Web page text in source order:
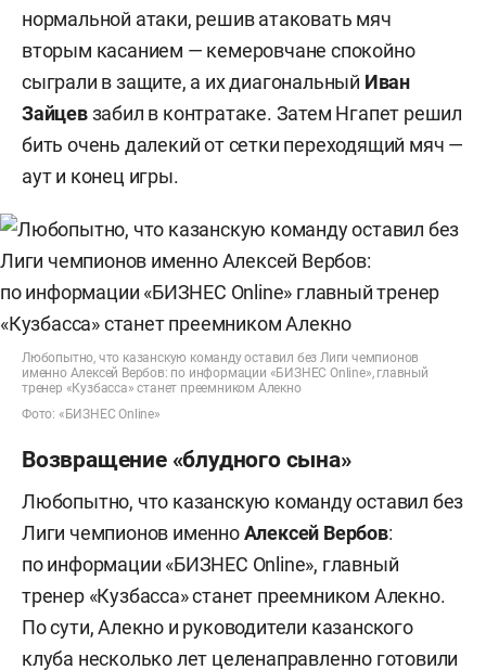
нормальной атаки, решив атаковать мяч
вторым касанием — кемеровчане спокойно
сыграли в защите, а их диагональный Иван
Зайцевзабил в контратаке. Затем Нгапет решил
бить очень далекий от сетки переходящий мяч —
аут и конец игры.
Любопытно, что казанскую команду оставил без Лиги чемпионов
именно Алексей Вербов: по информации «БИЗНЕС Online», главный
тренер «Кузбасса» станет преемником Алекно
Фото: «БИЗНЕС Online»
Возвращение «блудного сына»
Любопытно, что казанскую команду оставил без
Лиги чемпионов именноАлексей Вербов:
по информации «БИЗНЕС Online», главный
тренер «Кузбасса» станет преемником Алекно.
По сути, Алекно и руководители казанского
клуба несколько лет целенаправленно готовили